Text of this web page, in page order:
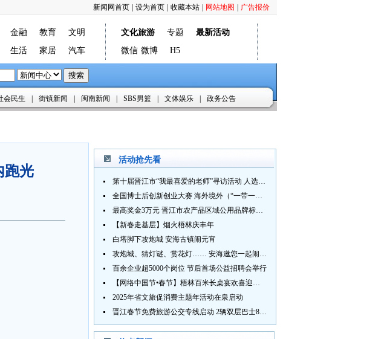
广告报价
网站地图
收藏本站
设为首页
新闻网首页
金融 教育
文明
生活 家居 汽车
文化旅游 专题
最新活动
微信 微博 H5
会民生 街镇新闻 闽南新闻 SBS男篮 文体娱乐 政务公告
跑光
活动抢先看
第十届晋江市“我最喜爱的老师”寻访活动 人选推荐火热进行中 快来“秀”您最喜爱的老师
全国博士后创新创业大赛 海外境外（“一带一路”）赛七大赛道等你来战
最高奖金3万元 晋江市农产品区域公用品牌标识Logo及特色农产品包装设计征集活动正式启动
【新春走基层】烟火梧林庆丰年
白塔脚下攻炮城 安海古镇闹元宵
攻炮城、猜灯谜、赏花灯…… 安海邀您一起闹元宵
百余企业超5000个岗位 节后首场公益招聘会举行
【网络中国节•春节】梧林百米长桌宴欢喜迎新春
2025年省文旅促消费主题年活动在泉启动
晋江春节免费旅游公交专线启动 2辆双层巴士8辆铛铛车带你游